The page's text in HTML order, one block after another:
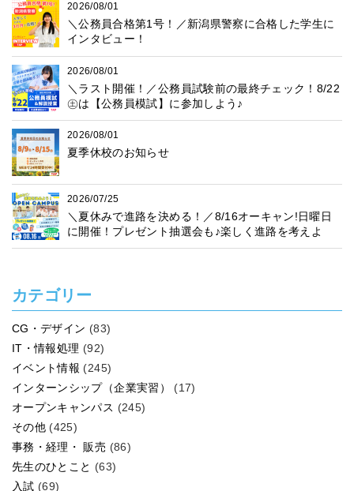
2026/08/01
＼公務員合格第1号！／新潟県警察に合格した学生に
インタビュー！
2026/08/01
＼ラスト開催！／公務員試験前の最終チェック！8/22
㊏は【公務員模試】に参加しよう♪
2026/08/01
夏季休校のお知らせ
2026/07/25
＼夏休みで進路を決める！／8/16オーキャン!日曜日
に開催！プレゼント抽選会も♪楽しく進路を考えよ
う！
カテゴリー
CG・デザイン (83)
IT・情報処理 (92)
イベント情報 (245)
インターンシップ（企業実習）
(17)
オープンキャンパス (245)
その他 (425)
事務・経理・ 販売 (86)
先生のひとこと (63)
入試 (69)